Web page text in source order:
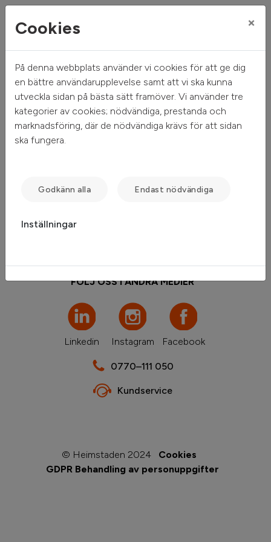
Mitt hem Sök ledigt Objektsdetalj
Objektsdetalj
t.ex. bero på att det inte längre finns tillgängligt att söka.
FÖLJ OSS I ANDRA MEDIER
Linkedin Instagram Facebook
0770–111 050
Kundservice
© Heimstaden 2024
Cookies
GDPR Behandling av personuppgifter
Cookies ×
På denna webbplats använder vi cookies för att ge dig
en bättre användarupplevelse samt att vi ska kunna
utveckla sidan på bästa sätt framöver. Vi använder tre
kategorier av cookies; nödvändiga, prestanda och
marknadsföring, där de nödvändiga krävs för att sidan
ska fungera.
Godkänn alla Endast nödvändiga
Inställningar